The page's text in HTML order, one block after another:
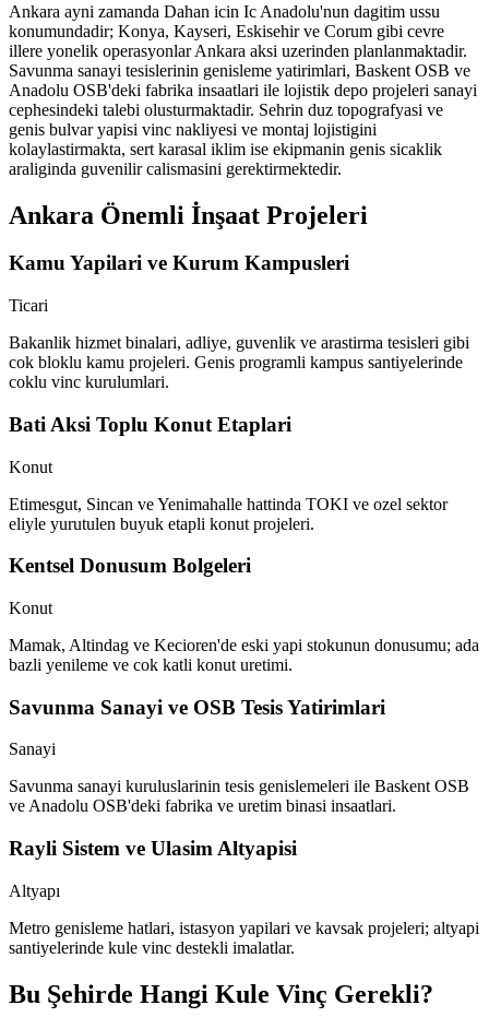
Ankara ayni zamanda Dahan icin Ic Anadolu'nun dagitim ussu
konumundadir; Konya, Kayseri, Eskisehir ve Corum gibi cevre
illere yonelik operasyonlar Ankara aksi uzerinden planlanmaktadir.
Savunma sanayi tesislerinin genisleme yatirimlari, Baskent OSB ve
Anadolu OSB'deki fabrika insaatlari ile lojistik depo projeleri sanayi
cephesindeki talebi olusturmaktadir. Sehrin duz topografyasi ve
genis bulvar yapisi vinc nakliyesi ve montaj lojistigini
kolaylastirmakta, sert karasal iklim ise ekipmanin genis sicaklik
araliginda guvenilir calismasini gerektirmektedir.
Ankara Önemli İnşaat Projeleri
Kamu Yapilari ve Kurum Kampusleri
Ticari
Bakanlik hizmet binalari, adliye, guvenlik ve arastirma tesisleri gibi
cok bloklu kamu projeleri. Genis programli kampus santiyelerinde
coklu vinc kurulumlari.
Bati Aksi Toplu Konut Etaplari
Konut
Etimesgut, Sincan ve Yenimahalle hattinda TOKI ve ozel sektor
eliyle yurutulen buyuk etapli konut projeleri.
Kentsel Donusum Bolgeleri
Konut
Mamak, Altindag ve Kecioren'de eski yapi stokunun donusumu; ada
bazli yenileme ve cok katli konut uretimi.
Savunma Sanayi ve OSB Tesis Yatirimlari
Sanayi
Savunma sanayi kuruluslarinin tesis genislemeleri ile Baskent OSB
ve Anadolu OSB'deki fabrika ve uretim binasi insaatlari.
Rayli Sistem ve Ulasim Altyapisi
Altyapı
Metro genisleme hatlari, istasyon yapilari ve kavsak projeleri; altyapi
santiyelerinde kule vinc destekli imalatlar.
Bu Şehirde Hangi Kule Vinç Gerekli?